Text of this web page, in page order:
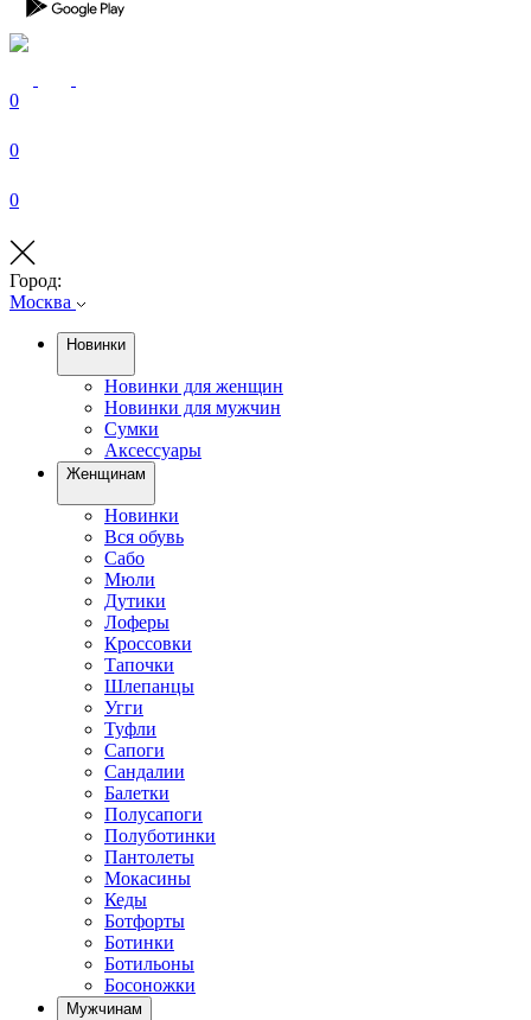
0
0
0
Город:
Москва
Новинки
Новинки для женщин
Новинки для мужчин
Сумки
Аксессуары
Женщинам
Новинки
Вся обувь
Сабо
Мюли
Дутики
Лоферы
Кроссовки
Тапочки
Шлепанцы
Угги
Туфли
Сапоги
Сандалии
Балетки
Полусапоги
Полуботинки
Пантолеты
Мокасины
Кеды
Ботфорты
Ботинки
Ботильоны
Босоножки
Мужчинам